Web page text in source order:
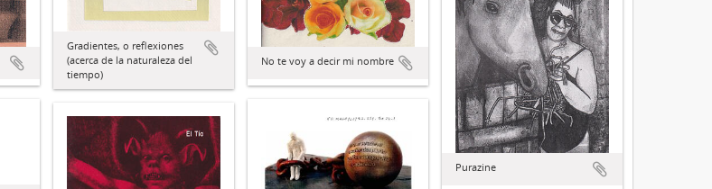
Gradientes, o reflexiones
(acerca de la naturaleza del
tiempo)
No te voy a decir mi nombre
Purazine